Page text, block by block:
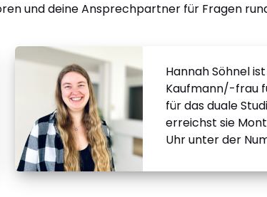
und deine Ansprechpartner für Fragen
Hannah Söhnel
Kaufmann/-frau
für das duale
erreichst sie
Uhr unter der